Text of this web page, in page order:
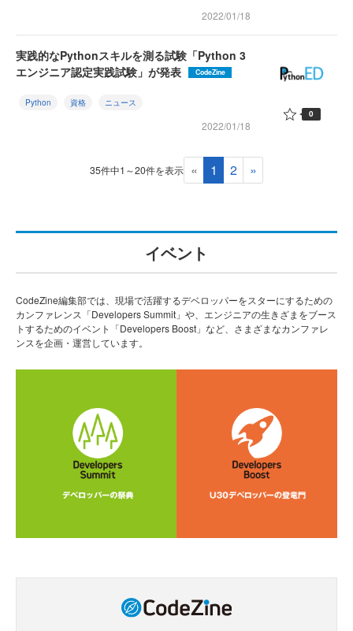
2022/01/18
実践的なPythonスキルを測る試験「Python 3
エンジニア認定実践試験」が発表
CodeZine
Python 資格 ニュース
2022/01/18
0
35件中1～20件を表示 « 1 2 »
イベント
CodeZine編集部では、現場で活躍するデベロッパーをスターにするための
カンファレンス「Developers Summit」や、エンジニアの生きざまをブース
トするためのイベント「Developers Boost」など、さまざまなカンファレ
ンスを企画・運営しています。